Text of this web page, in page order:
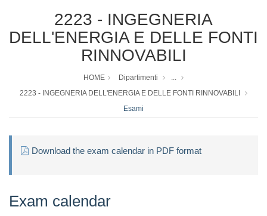
2223 - INGEGNERIA
DELL'ENERGIA E DELLE FONTI
RINNOVABILI
HOME Dipartimenti
...
2223 - INGEGNERIA DELL'ENERGIA E DELLE FONTI RINNOVABILI
Esami
Download the exam calendar in PDF format
Exam calendar